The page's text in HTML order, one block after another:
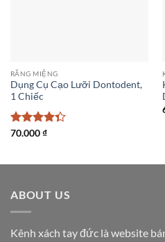
RĂNG MIỆNG
Dụng Cụ Cạo Lưỡi Dontodent,
1 Chiếc
Được xếp
70.000₫
ABOUT US
Kênh xách tay đức là website